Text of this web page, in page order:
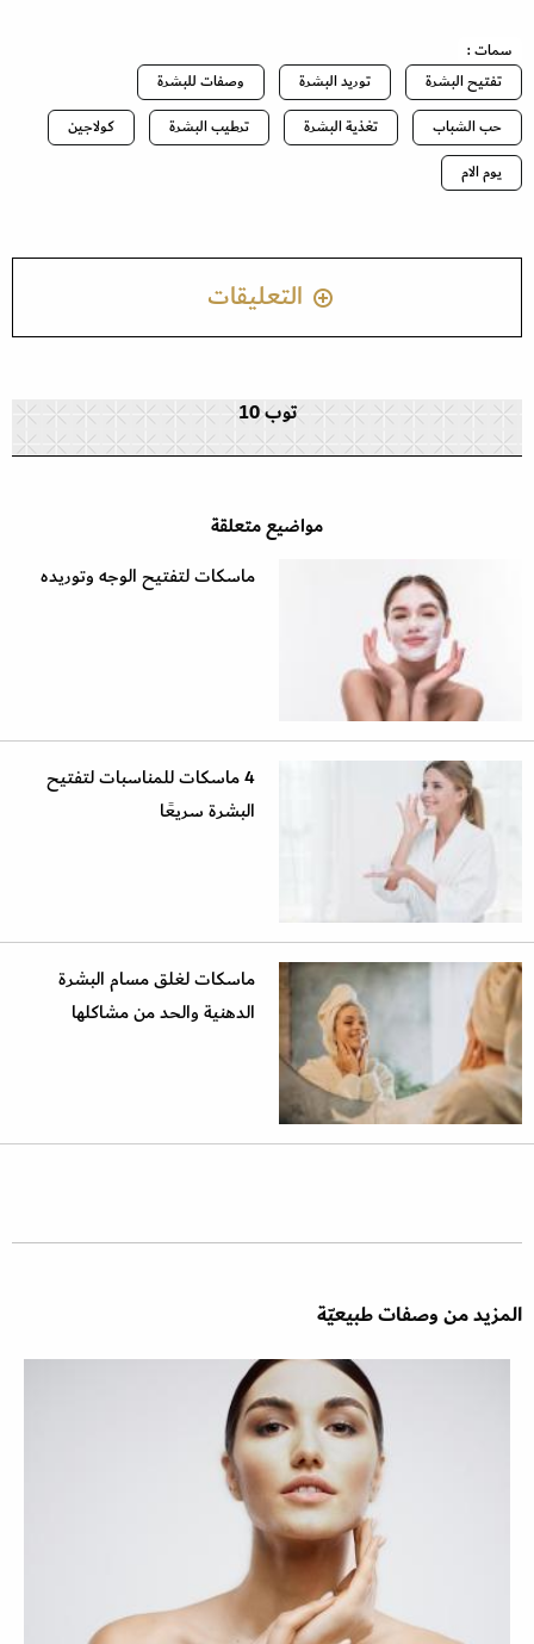
سمات :
تفتيح البشرة
توريد البشرة
وصفات للبشرة
حب الشباب
تغذية البشرة ترطيب البشرة
كولاجين
يوم الام
التعليقات
توب 10
مواضيع متعلقة
ماسكات لتفتيح الوجه وتوريده
4 ماسكات للمناسبات لتفتيح
البشرة سريعًا
ماسكات لغلق مسام البشرة
الدهنية والحد من مشاكلها
المزيد من وصفات طبيعيّة